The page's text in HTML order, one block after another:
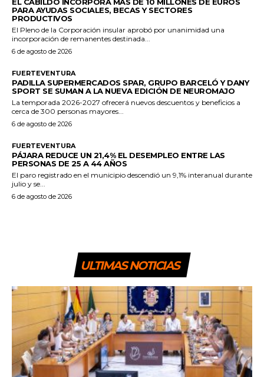
PARA AYUDAS SOCIALES, BECAS Y SECTORES
PRODUCTIVOS
El Pleno de la Corporación insular aprobó por unanimidad una
incorporación de remanentes destinada...
6 de agosto de 2026
FUERTEVENTURA
PADILLA SUPERMERCADOS SPAR, GRUPO BARCELÓ Y DANY
SPORT SE SUMAN A LA NUEVA EDICIÓN DE NEUROMAJO
La temporada 2026-2027 ofrecerá nuevos descuentos y beneficios a
cerca de 300 personas mayores...
6 de agosto de 2026
FUERTEVENTURA
PÁJARA REDUCE UN 21,4% EL DESEMPLEO ENTRE LAS
PERSONAS DE 25 A 44 AÑOS
El paro registrado en el municipio descendió un 9,1% interanual durante
julio y se...
6 de agosto de 2026
ULTIMAS NOTICIAS